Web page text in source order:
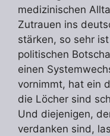
medizinischen
Zutrauen ins
stärken, so sehr
politischen
einen
vornimmt, hat ein
die Löcher sind
Und diejenigen,
verdanken sind,